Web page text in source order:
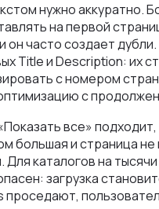
нужно аккуратно.
на первой
он часто создает
Title и Description: их
с номером
с
все»
большая и страница не
Для каталогов на
загрузка
проседают,